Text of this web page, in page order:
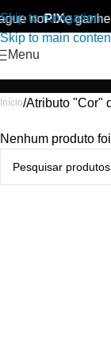
Skip to navigation
Skip to main
noPIXe ganhe
Menu
Início Atributo "Cor"
Nenhum produto